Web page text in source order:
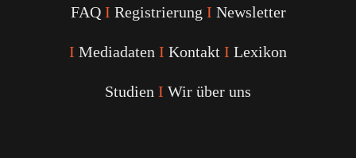
FAQ I Registrierung I Newsletter
I Mediadaten I Kontakt I Lexikon
Studien I Wir über uns